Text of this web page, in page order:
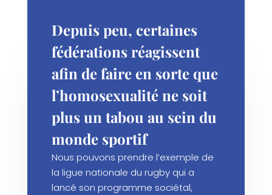
Depuis peu, certaines
fédérations réagissent
afin de faire en sorte que
l’homosexualité ne soit
plus un tabou au sein du
monde sportif
Nous pouvons prendre l’exemple de
la ligue nationale du rugby qui a
lancé son programme sociétal,